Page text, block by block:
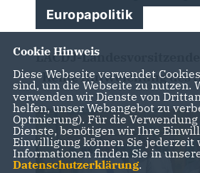
Europapolitik
LACDJ-
"Keine Aufweichung des
Cookie Hinweis
Diese Webseite verwendet
sind, um die Webseite zu nutzen.
verwenden wir Dienste von
helfen, unser Webangebot zu
Optmierung). Für die
Dienste, benötigen wir Ihre
Einwilligung können Sie jederzeit
Informationen finden Sie in
Datenschutzerklärung.